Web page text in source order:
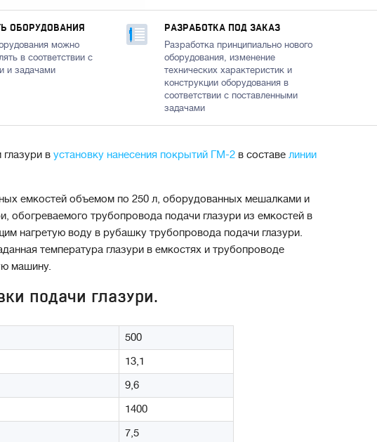
ОБОРУДОВАНИЯ
можно
в соответствии с
и задачами
РАЗРАБОТКА ПОД ЗАКАЗ
Разработка принципиально нового
оборудования, изменение
технических характеристик и
конструкции оборудования в
соответствии с поставленными
задачами
в установку нанесения покрытий ГМ-2 в составе линии
емкостей объемом по 250 л, оборудованных мешалками и
обогреваемого трубопровода подачи глазури из емкостей в
нагретую воду в рубашку трубопровода подачи глазури.
температура глазури в емкостях и трубопроводе
машину.
подачи глазури.
500
13,1
9,6
1400
7,5